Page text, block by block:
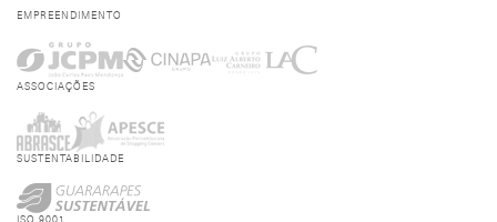
EMPREENDIMENTO
ASSOCIAÇÕES
SUSTENTABILIDADE